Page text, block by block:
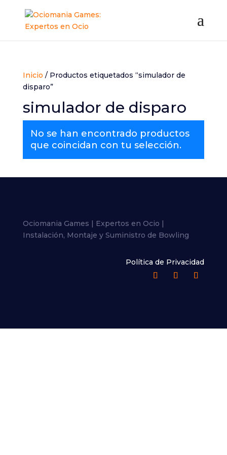
Inicio / Productos etiquetados “simulador de
disparo”
simulador de disparo
No se han encontrado productos
que coincidan con tu selección.
Ociomania Games | Expertos en Ocio |
Instalación, Montaje y Suministro de Bowling
Política de Privacidad